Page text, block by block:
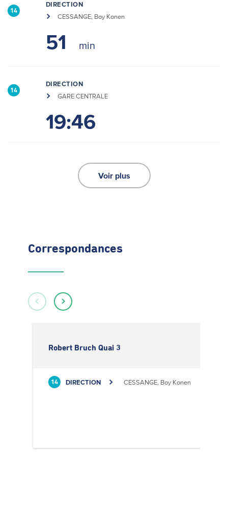
14
DIRECTION
CESSANGE, Boy Konen
51
14
DIRECTION
GARE CENTRALE
19:46
Voir plus
Correspondances
Robert Bruch Quai 3
14 DIRECTION CESSANGE, Boy Konen